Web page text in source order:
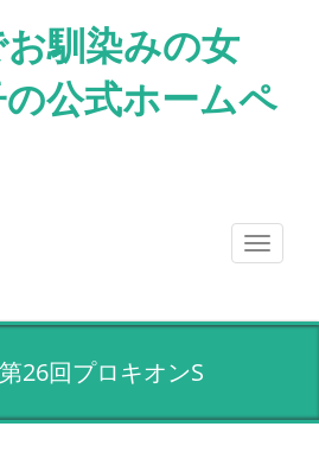
馴染みの女
公式ホームペ
Toggle
26回プロキオンS